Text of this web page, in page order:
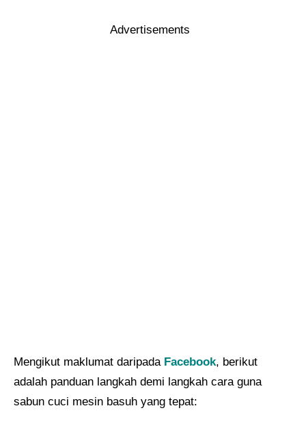
Advertisements
Mengikut maklumat daripada Facebook, berikut
adalah panduan langkah demi langkah cara guna
sabun cuci mesin basuh yang tepat: